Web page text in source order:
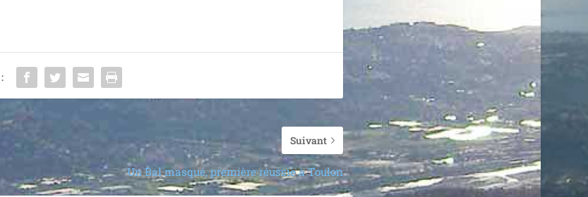
Suivant
Un Bal masqué, première réussie à Toulon